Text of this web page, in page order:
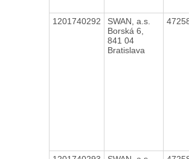
1201740292
SWAN, a.s.
Borská 6,
841 04
Bratislava